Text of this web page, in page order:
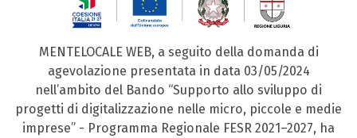
MENTELOCALE WEB, a seguito della domanda di
agevolazione presentata in data 03/05/2024
nell’ambito del Bando “Supporto allo sviluppo di
progetti di digitalizzazione nelle micro, piccole e medie
imprese” - Programma Regionale FESR 2021–2027, ha